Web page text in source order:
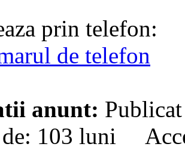
prin telefon:
de telefon
anunt:
de: 103 luni